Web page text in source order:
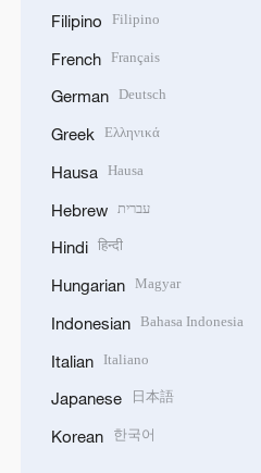
Filipino Filipino
French Français
German Deutsch
Greek Ελληνικά
Hausa Hausa
Hebrew עברית
Hindi हिन्दी
Hungarian Magyar
Indonesian Bahasa Indonesia
Italian Italiano
Japanese 日本語
Korean 한국어